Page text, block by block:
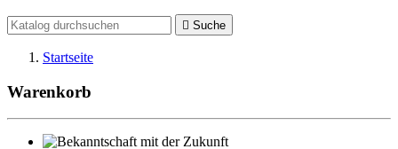
 Suche
Startseite
Warenkorb